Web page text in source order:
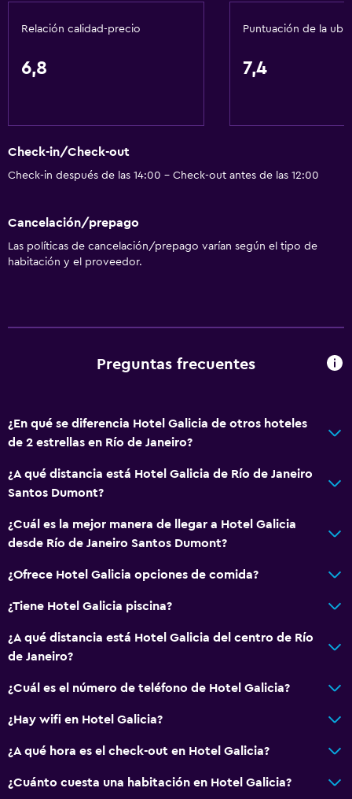
Centro de negocios
Servicio de despertador
Acceso con tarjeta
Recepción 24 horas
Servicios básicos
Wifi gratis
Toallas
Papeleras
Sistema de entretenimiento
Radio
TV de pantalla plana
Sala de estar/TV compartida
TV por cable o vía satélite
TV
Baño
Inodoro con cisterna alta
Aseo
Papel higiénico
Relación calidad-precio
6,8
Puntuación de la
7,4
Check-in/Check-out
Check-in después de las 14:00 - Check-out antes de las 12:00
Cancelación/prepago
Las políticas de cancelación/prepago varían según el tipo de
habitación y el proveedor.
Preguntas frecuentes
¿En qué se diferencia Hotel Galicia de otros hoteles
de 2 estrellas en Río de Janeiro?
¿A qué distancia está Hotel Galicia de Río de Janeiro
Santos Dumont?
¿Cuál es la mejor manera de llegar a Hotel Galicia
desde Río de Janeiro Santos Dumont?
¿Ofrece Hotel Galicia opciones de comida?
¿Tiene Hotel Galicia piscina?
¿A qué distancia está Hotel Galicia del centro de Río
de Janeiro?
¿Cuál es el número de teléfono de Hotel Galicia?
¿Hay wifi en Hotel Galicia?
¿A qué hora es el check-out en Hotel Galicia?
¿Cuánto cuesta una habitación en Hotel Galicia?